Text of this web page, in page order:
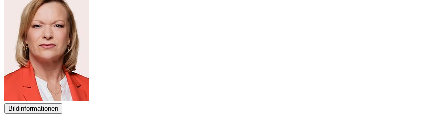
Bildinformationen